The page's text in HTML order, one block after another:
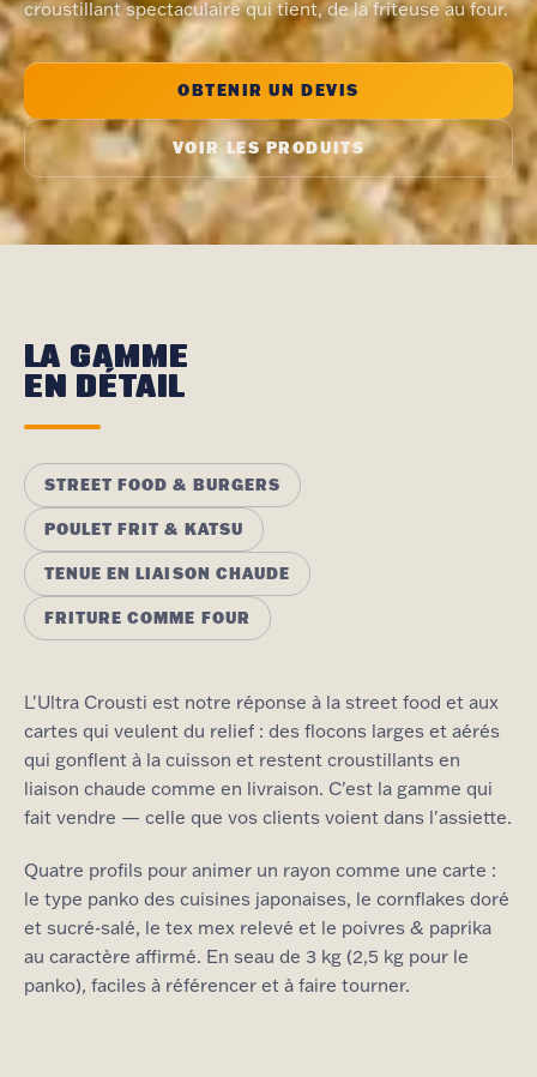
croustillant spectaculaire qui tient, de la friteuse au four.
OBTENIR UN DEVIS
VOIR LES PRODUITS
LA GAMME
EN DÉTAIL
STREET FOOD & BURGERS
POULET FRIT & KATSU
TENUE EN LIAISON CHAUDE
FRITURE COMME FOUR
L'Ultra Crousti est notre réponse à la street food et aux
cartes qui veulent du relief : des flocons larges et aérés
qui gonflent à la cuisson et restent croustillants en
liaison chaude comme en livraison. C'est la gamme qui
fait vendre — celle que vos clients voient dans l'assiette.
Quatre profils pour animer un rayon comme une carte :
le type panko des cuisines japonaises, le cornflakes doré
et sucré-salé, le tex mex relevé et le poivres & paprika
au caractère affirmé. En seau de 3 kg (2,5 kg pour le
panko), faciles à référencer et à faire tourner.